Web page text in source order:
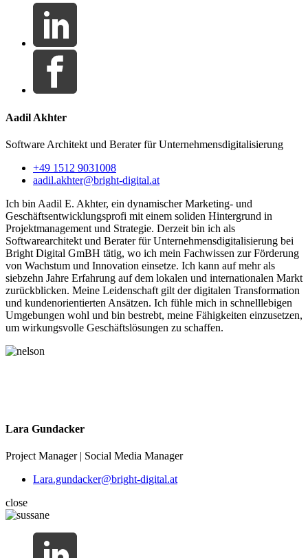
Aadil Akhter
Software Architekt und Berater für Unternehmensdigitalisierung
+49 1512 9031008
aadil.akhter@bright-digital.at
Ich bin Aadil E. Akhter, ein dynamischer Marketing- und
Geschäftsentwicklungsprofi mit einem soliden Hintergrund in
Projektmanagement und Strategie. Derzeit bin ich als
Softwarearchitekt und Berater für Unternehmensdigitalisierung bei
Bright Digital GmBH tätig, wo ich mein Fachwissen zur Förderung
von Wachstum und Innovation einsetze. Ich kann auf mehr als
siebzehn Jahre Erfahrung auf dem lokalen und internationalen Markt
zurückblicken. Meine Leidenschaft gilt der digitalen Transformation
und kundenorientierten Ansätzen. Ich fühle mich in schnelllebigen
Umgebungen wohl und bin bestrebt, meine Fähigkeiten einzusetzen,
um wirkungsvolle Geschäftslösungen zu schaffen.
Lara Gundacker
Project Manager | Social Media Manager
Lara.gundacker@bright-digital.at
close